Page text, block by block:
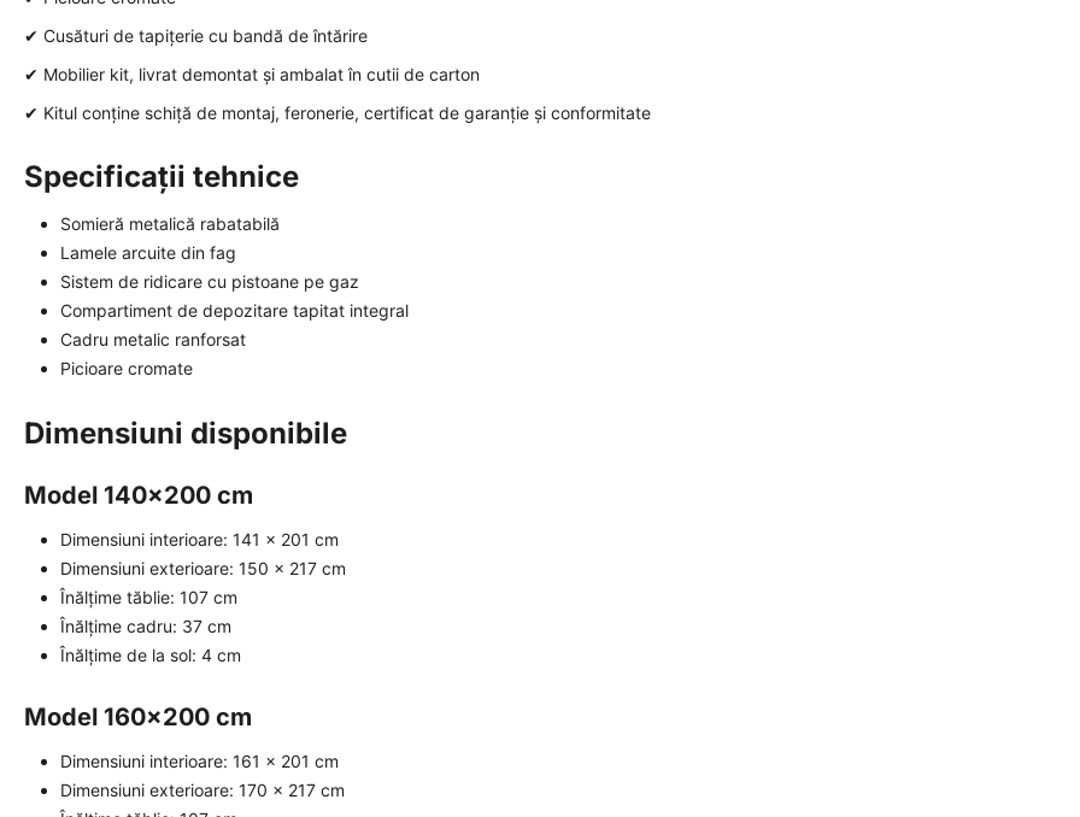
✔ Cusături de tapițerie cu bandă de întărire
✔ Mobilier kit, livrat demontat și ambalat în cutii de carton
✔ Kitul conține schiță de montaj, feronerie, certificat de garanție și conformitate
Specificații tehnice
Somieră metalică rabatabilă
Lamele arcuite din fag
Sistem de ridicare cu pistoane pe gaz
Compartiment de depozitare tapitat integral
Cadru metalic ranforsat
Picioare cromate
Dimensiuni disponibile
Model 140x200 cm
Dimensiuni interioare: 141 x 201 cm
Dimensiuni exterioare: 150 x 217 cm
Înălțime tăblie: 107 cm
Înălțime cadru: 37 cm
Înălțime de la sol: 4 cm
Model 160x200 cm
Dimensiuni interioare: 161 x 201 cm
Dimensiuni exterioare: 170 x 217 cm